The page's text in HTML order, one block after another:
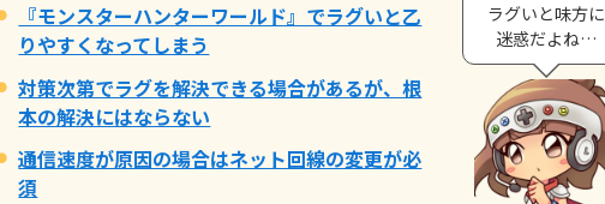
『モンスターハンターワールド』でラグいと乙
りやすくなってしまう
対策次第でラグを解決できる場合があるが、根
本の解決にはならない
通信速度が原因の場合はネット回線の変更が必
須
ラグいと味方に
迷惑だよね…